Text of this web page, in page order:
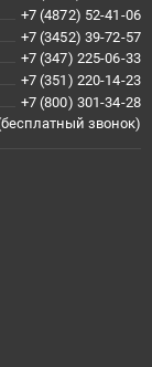
+7 (4872) 52-41-06
+7 (3452) 39-72-57
+7 (347) 225-06-33
+7 (351) 220-14-23
+7 (800) 301-34-28
звонок)